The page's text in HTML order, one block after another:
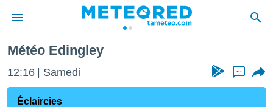
de
Météo Edingley
12:16 Samedi ...
Éclaircies